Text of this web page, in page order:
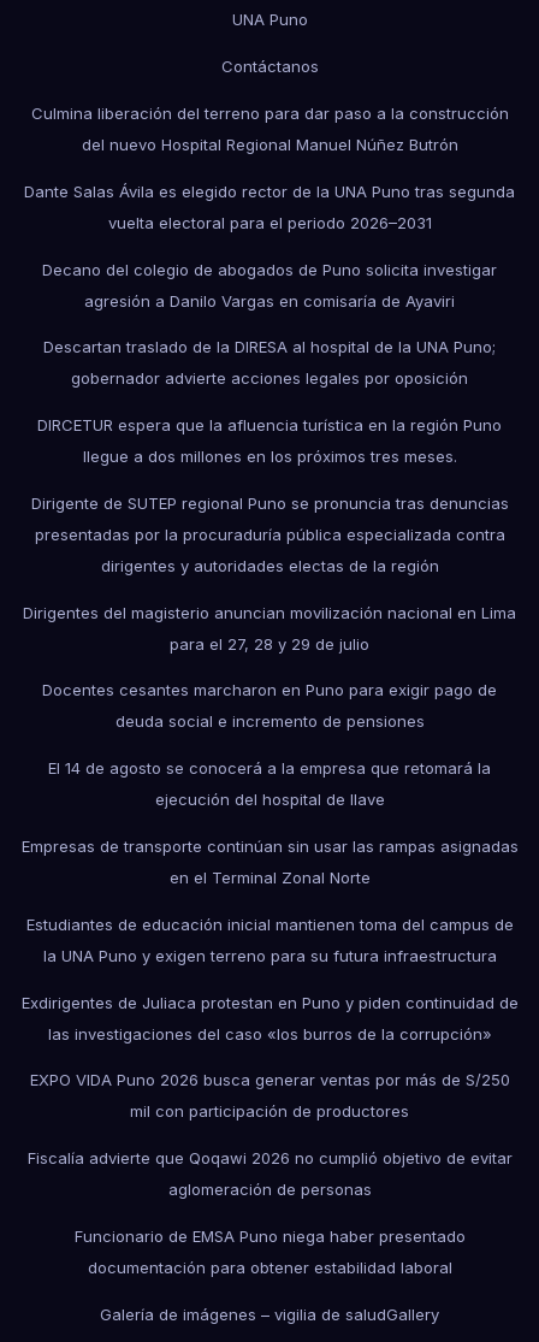
UNA Puno
Contáctanos
Culmina liberación del terreno para dar paso a la construcción
del nuevo Hospital Regional Manuel Núñez Butrón
Dante Salas Ávila es elegido rector de la UNA Puno tras segunda
vuelta electoral para el periodo 2026–2031
Decano del colegio de abogados de Puno solicita investigar
agresión a Danilo Vargas en comisaría de Ayaviri
Descartan traslado de la DIRESA al hospital de la UNA Puno;
gobernador advierte acciones legales por oposición
DIRCETUR espera que la afluencia turística en la región Puno
llegue a dos millones en los próximos tres meses.
Dirigente de SUTEP regional Puno se pronuncia tras denuncias
presentadas por la procuraduría pública especializada contra
dirigentes y autoridades electas de la región
Dirigentes del magisterio anuncian movilización nacional en Lima
para el 27, 28 y 29 de julio
Docentes cesantes marcharon en Puno para exigir pago de
deuda social e incremento de pensiones
El 14 de agosto se conocerá a la empresa que retomará la
ejecución del hospital de Ilave
Empresas de transporte continúan sin usar las rampas asignadas
en el Terminal Zonal Norte
Estudiantes de educación inicial mantienen toma del campus de
la UNA Puno y exigen terreno para su futura infraestructura
Exdirigentes de Juliaca protestan en Puno y piden continuidad de
las investigaciones del caso «los burros de la corrupción»
EXPO VIDA Puno 2026 busca generar ventas por más de S/250
mil con participación de productores
Fiscalía advierte que Qoqawi 2026 no cumplió objetivo de evitar
aglomeración de personas
Funcionario de EMSA Puno niega haber presentado
documentación para obtener estabilidad laboral
Galería de imágenes – vigilia de saludGallery